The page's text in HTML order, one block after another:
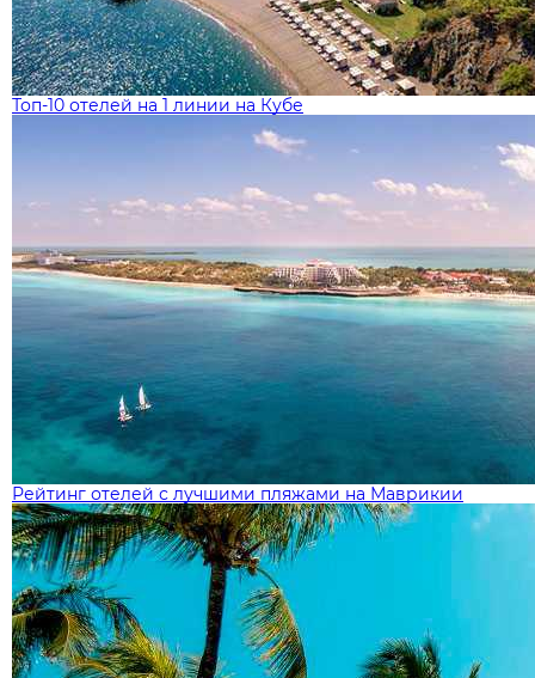
Топ-10 отелей на 1 линии на Кубе
Рейтинг отелей с лучшими пляжами на Маврикии